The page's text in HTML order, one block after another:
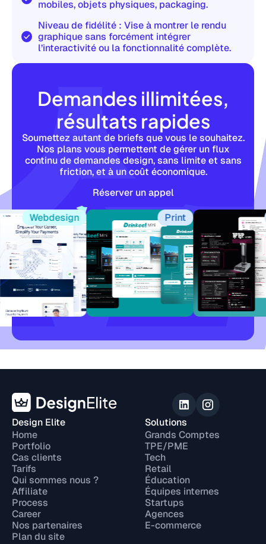
mobiles, objets physiques, packaging.
Niveau de fidélité : Vise à montrer le rendu
graphique sans forcément intégrer
l’interactivité ou la fonctionnalité complète.
Demandes illimitées,
résultats rapides
Soumettez autant de briefs que vous le souhaitez.
Nos plans vous permettent de gérer un flux
continu de demandes design, sans limite et sans
friction, et à un coût économique.
Réserver un appel
Webdesign
Print
Design Elite
Home
Portfolio
Cas clients
Tarifs
Qui sommes nous ?
Affiliate
Process
Career
Nos partenaires
Plan du site
Solutions
Grands Comptes
TPE/PME
Tech
Retail
Éducation
Équipes internes
Startups
Agences
E-commerce